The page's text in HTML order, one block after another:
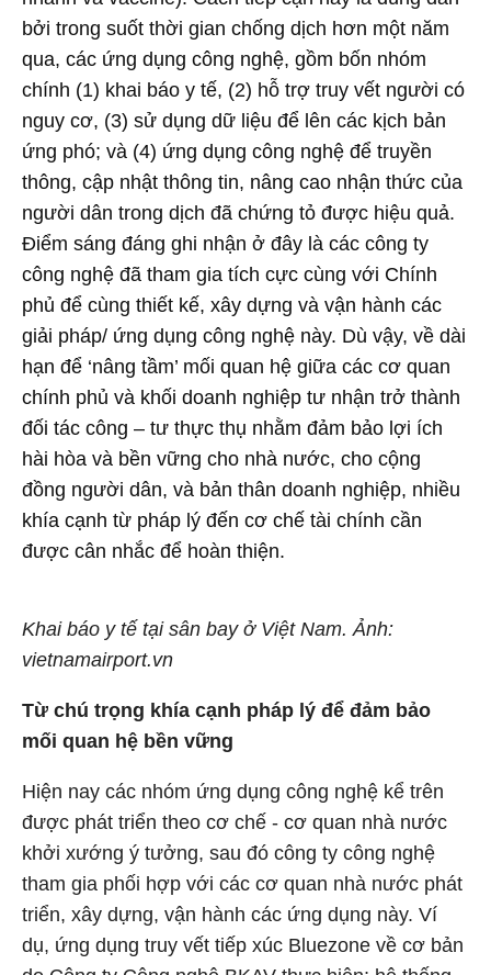
bởi trong suốt thời gian chống dịch hơn một năm
qua, các ứng dụng công nghệ, gồm bốn nhóm
chính (1) khai báo y tế, (2) hỗ trợ truy vết người có
nguy cơ, (3) sử dụng dữ liệu để lên các kịch bản
ứng phó; và (4) ứng dụng công nghệ để truyền
thông, cập nhật thông tin, nâng cao nhận thức của
người dân trong dịch đã chứng tỏ được hiệu quả.
Điểm sáng đáng ghi nhận ở đây là các công ty
công nghệ đã tham gia tích cực cùng với Chính
phủ để cùng thiết kế, xây dựng và vận hành các
giải pháp/ ứng dụng công nghệ này. Dù vậy, về dài
hạn để ‘nâng tầm’ mối quan hệ giữa các cơ quan
chính phủ và khối doanh nghiệp tư nhận trở thành
đối tác công – tư thực thụ nhằm đảm bảo lợi ích
hài hòa và bền vững cho nhà nước, cho cộng
đồng người dân, và bản thân doanh nghiệp, nhiều
khía cạnh từ pháp lý đến cơ chế tài chính cần
được cân nhắc để hoàn thiện.
Khai báo y tế tại sân bay ở Việt Nam. Ảnh:
vietnamairport.vn
Từ chú trọng khía cạnh pháp lý để đảm bảo
mối quan hệ bền vững
Hiện nay các nhóm ứng dụng công nghệ kể trên
được phát triển theo cơ chế - cơ quan nhà nước
khởi xướng ý tưởng, sau đó công ty công nghệ
tham gia phối hợp với các cơ quan nhà nước phát
triển, xây dựng, vận hành các ứng dụng này. Ví
dụ, ứng dụng truy vết tiếp xúc Bluezone về cơ bản